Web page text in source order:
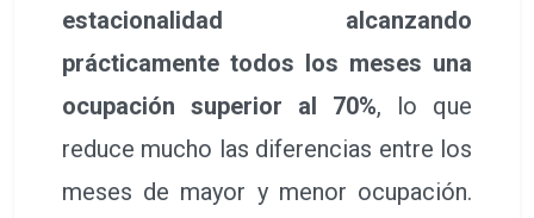
estacionalidad alcanzando
prácticamente todos los meses una
ocupación superior al 70%, lo que
reduce mucho las diferencias entre los
meses de mayor y menor ocupación.